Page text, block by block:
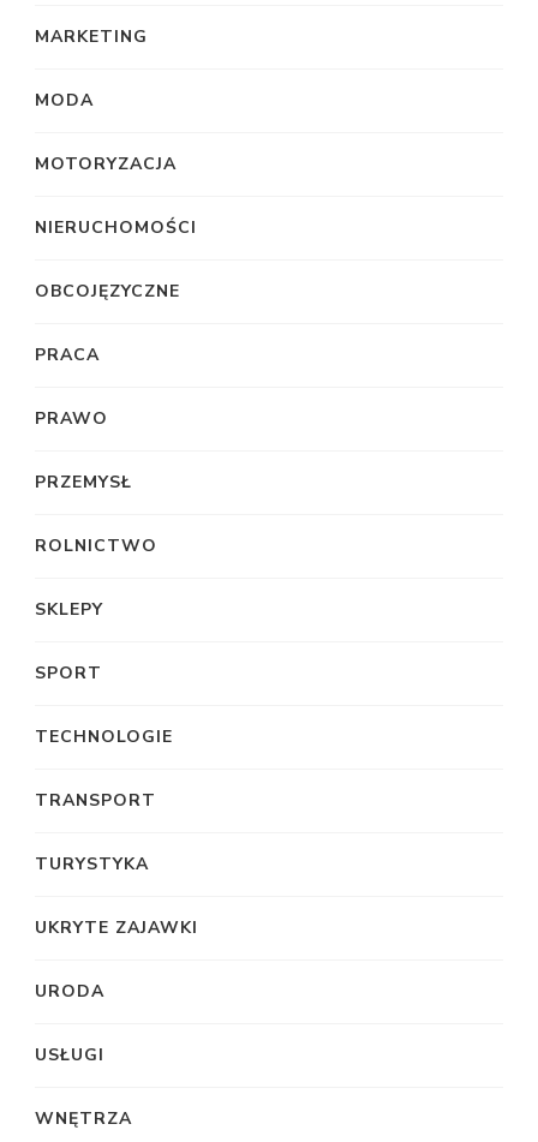
MARKETING
MODA
MOTORYZACJA
NIERUCHOMOŚCI
OBCOJĘZYCZNE
PRACA
PRAWO
PRZEMYSŁ
ROLNICTWO
SKLEPY
SPORT
TECHNOLOGIE
TRANSPORT
TURYSTYKA
UKRYTE ZAJAWKI
URODA
USŁUGI
WNĘTRZA